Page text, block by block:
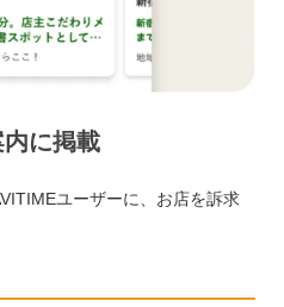
に掲載
ユーザーに、お店を訴求